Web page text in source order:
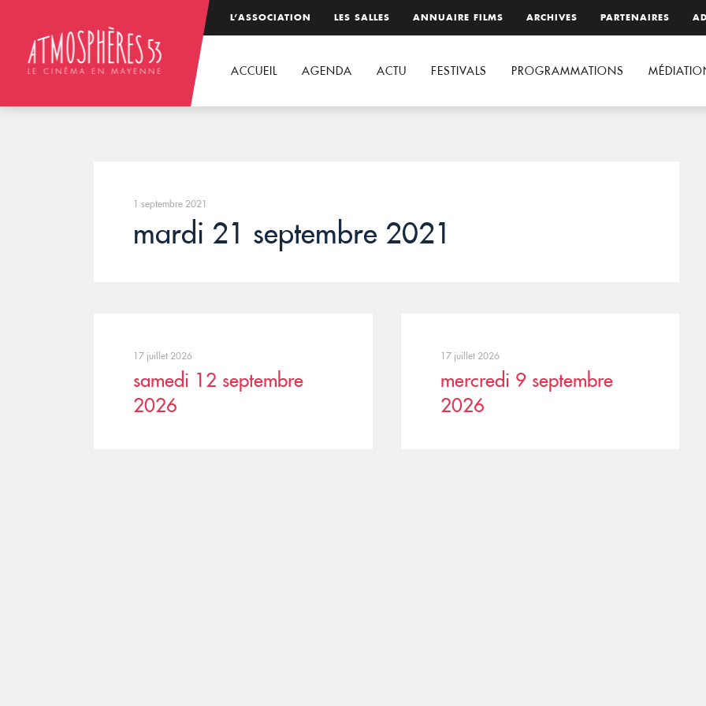
L’ASSOCIATION LES SALLES ANNUAIRE FILMS ARCHIVES PARTENAIRES
ACCUEIL AGENDA ACTU FESTIVALS PROGRAMMATIONS
1 septembre 2021
mardi 21 septembre 2021
17 juillet 2026
samedi 12 septembre
2026
17 juillet 2026
mercredi 9 septembre
2026